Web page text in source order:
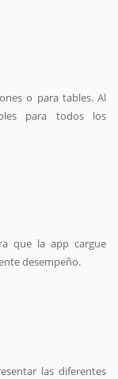
o para tables. Al
para todos los
que la app cargue
desempeño.
las diferentes